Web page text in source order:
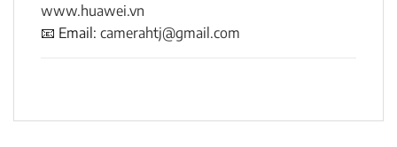
www.huawei.vn
📧 Email: camerahtj@gmail.com